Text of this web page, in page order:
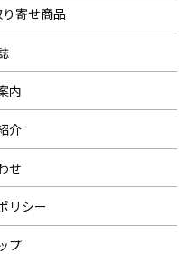
寄せ商品
内
介
せ
リシー
プ